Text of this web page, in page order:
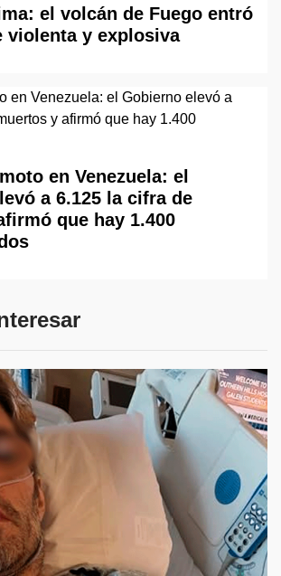
el volcán de Fuego entró
violenta y explosiva
en Venezuela: el
a 6.125 la cifra de
que hay 1.400